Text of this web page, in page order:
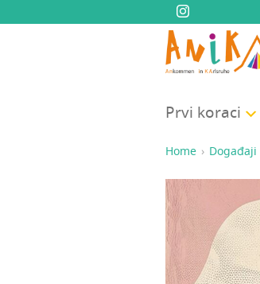
Prvi kora­ci
Home Događaji